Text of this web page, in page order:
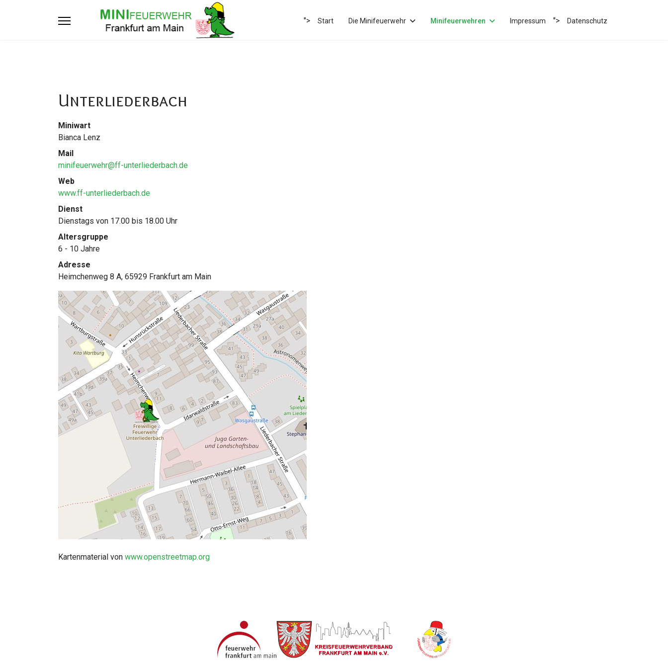
"> Start Die Minifeuerwehr Minifeuerwehren Impressum "> Datenschutz
Unterliederbach
Miniwart
Bianca Lenz
Mail
minifeuerwehr@ff-unterliederbach.de
Web
www.ff-unterliederbach.de
Dienst
Dienstags von 17.00 bis 18.00 Uhr
Altersgruppe
6 - 10 Jahre
Adresse
Heimchenweg 8 A, 65929 Frankfurt am Main
Kartenmaterial von www.openstreetmap.org